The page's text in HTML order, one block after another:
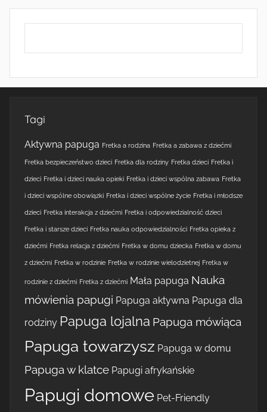
Tagi
Aktywna papuga Fretka a rodzina Fretka a zabawa z dziećmi
Fretka bezpieczeństwo dzieci Fretka dla rodziny Fretka dzieci Fretka i
dzieci Fretka i dzieci nauka opieki Fretka i dzieci wspólna zabawa Fretka
i dzieci wspólne obowiązki Fretka i dzieci wspólne życie Fretka i młodsze
dzieci Fretka interakcja z dziećmi Fretka i odpowiedzialność dzieci
Fretka i starsze dzieci Fretka nauka odpowiedzialności Fretka opieka z
dziećmi Fretka relacja z dziećmi Fretka w domu dziecka Fretka w domu
z dziećmi Fretka w rodzinie Fretka w rodzinie wielodzietnej Fretka w
rodzinie z dziećmi Fretka z dziećmi Mała papuga Nauka
mówienia papugi Papuga aktywna Papuga dla
rodziny Papuga lojalna Papuga mówiąca
Papuga towarzysz Papuga w domu
Papuga w klatce Papugi afrykańskie
Papugi domowe Pet-Friendly